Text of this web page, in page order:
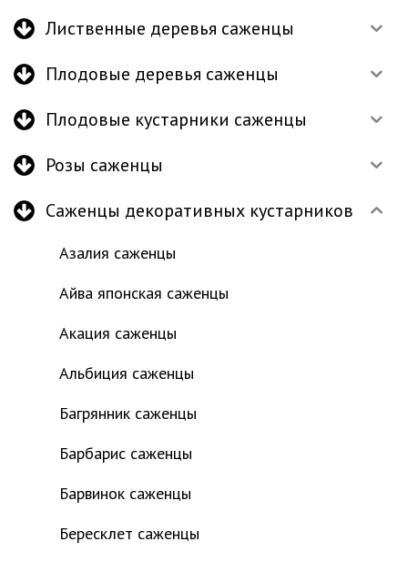
Лиственные деревья саженцы
Плодовые деревья саженцы
Плодовые кустарники саженцы
Розы саженцы
Саженцы декоративных кустарников
Азалия саженцы
Айва японская саженцы
Акация саженцы
Альбиция саженцы
Багрянник саженцы
Барбарис саженцы
Барвинок саженцы
Бересклет саженцы